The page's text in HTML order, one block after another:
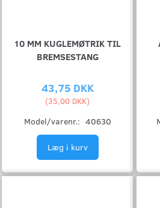
10 MM KUGLEMØTRIK TIL
BREMSESTANG
43,75 DKK
(35,00 DKK)
Model/varenr.: 40630
Læg i kurv